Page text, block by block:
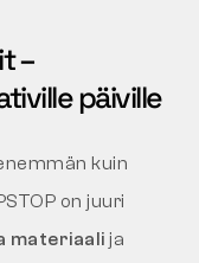
–
päiville
kuin
on juuri
materiaali ja